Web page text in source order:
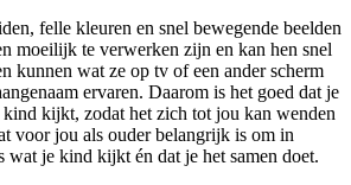
felle kleuren en snel bewegende beelden
moeilijk te verwerken zijn en kan hen snel
kunnen wat ze op tv of een ander scherm
ervaren. Daarom is het goed dat je
kind kijkt, zodat het zich tot jou kan wenden
voor jou als ouder belangrijk is om in
wat je kind kijkt én dat je het samen doet.